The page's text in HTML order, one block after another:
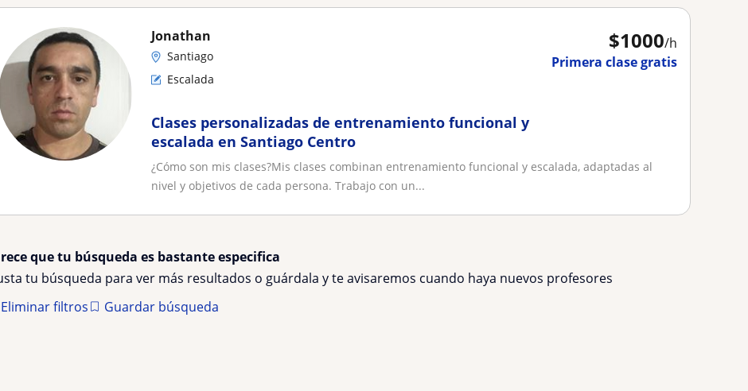
$1000/h
Primera clase gratis
Jonathan
Santiago
Escalada
Clases personalizadas de entrenamiento funcional y
escalada en Santiago Centro
¿Cómo son mis clases?Mis clases combinan entrenamiento funcional y escalada, adaptadas al
nivel y objetivos de cada persona. Trabajo con un...
que tu búsqueda es bastante especifica
tu búsqueda para ver más resultados o guárdala y te avisaremos cuando haya nuevos profesores
Eliminar filtros
Guardar búsqueda